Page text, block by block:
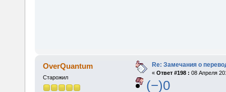
OverQuantum
Старожил
Re: Замечания о
« Ответ #198 : 08 Апреля
(−)0